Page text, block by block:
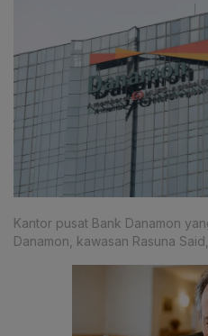
Kantor pusat Bank Danamon
Danamon, kawasan Rasuna